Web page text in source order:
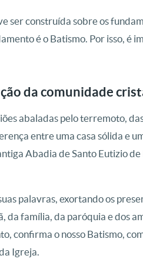
ser construída sobre os
é o Batismo. Por isso, é
da comunidade
abaladas pelo terremoto,
entre uma casa sólida e
Abadia de Santo Eutizio
palavras, exortando os
da família, da paróquia e dos
confirma o nosso Batismo,
Igreja.